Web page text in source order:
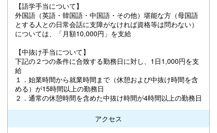
【語学手当について】
外国語（英語・韓国語・中国語・その他）堪能な方（母国語
とする人との日常会話に支障がなければ資格等は問わない）
については、「月額10,000円」を支給
【中抜け手当について】
下記の２つの条件に合致する勤務日に対し、1日1,000円を支
給
１．始業時間から就業時間まで（休憩および中抜け時間を含
める）が15時間以上の勤務日
２．通常の休憩時間を含めた中抜け時間が4時間以上の勤務日
アクセス